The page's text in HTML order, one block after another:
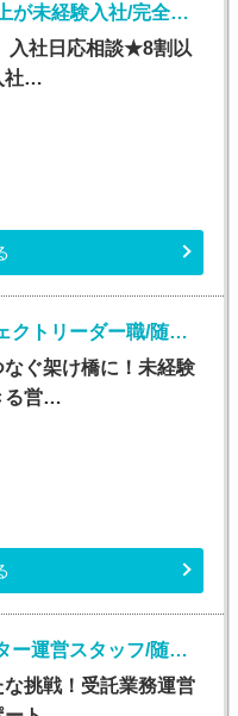
オフィス事務(CAD事務/8割以上が未経験入社/完全週休2日)
入社日応相談★8割以
社…
オフィス事務(受託運営プロジェクトリーダー職/随時入社)
なぐ架け橋に！未経験
る営…
オフィス事務(オフサイトセンター運営スタッフ/随時入社/長期)
挑戦！受託業務運営